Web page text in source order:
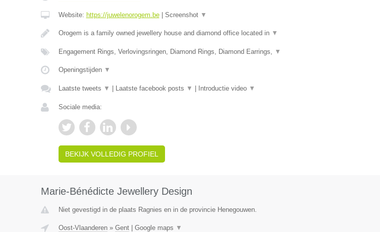
Website: https://juwelenorogem.be| Screenshot ▼
Orogem is a family owned jewellery house and diamond office located in ▼
Engagement Rings, Verlovingsringen, Diamond Rings, Diamond Earrings, ▼
Openingstijden ▼
Laatste tweets ▼ Laatste facebook posts ▼ Introductie video ▼
Sociale media:
BEKIJK VOLLEDIG PROFIEL
Marie-Bénédicte Jewellery Design
Niet gevestigd in de plaats Ragnies en in de provincie Henegouwen.
Oost-Vlaanderen» Gent| Google maps ▼